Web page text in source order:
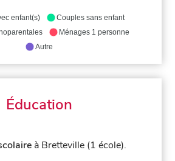
enfant(s)
Couples sans enfant
Ménages 1 personne
Autre
Éducation
à Bretteville (1 école).